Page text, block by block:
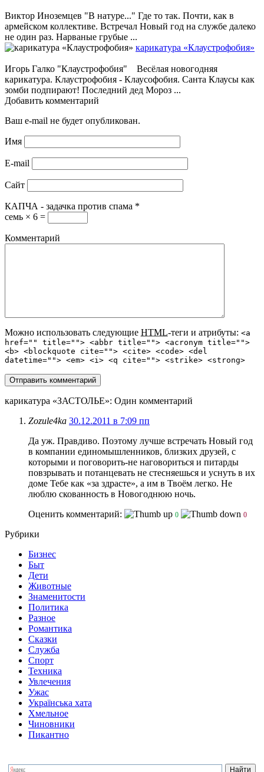
Виктор Иноземцев "В натуре..." Где то так. Почти, как в
армейском коллективе. Встречал Новый год на службе далеко
не один раз. Нарваные грубые ...
карикатура «Клаустрофобия»
Игорь Галко "Клаустрофобия" Весёлая новогодняя
карикатура. Клаустрофобия - Клаусофобия. Санта Клаусы как
зомби подпирают! Последний дед Мороз ...
Добавить комментарий
Ваш e-mail не будет опубликован.
Имя
E-mail
Сайт
КАПЧА - задачка против спама *
семь × 6 =
Комментарий
Можно использовать следующие HTML-теги и атрибуты: <a
href="" title=""> <abbr title=""> <acronym title="">
<b> <blockquote cite=""> <cite> <code> <del
datetime=""> <em> <i> <q cite=""> <strike> <strong>
карикатура «ЗАСТОЛЬЕ»: Один комментарий
Zozule4ka 30.12.2011 в 7:09 пп
Да уж. Правдиво. Поэтому лучше встречать Новый год
в компании единомышленников, близких друзей, с
которыми и поговорить-не наговориться и питарды
повзрывать и потанцевать не стесняешься и уснуть в их
доме Тебе как «за здрасте», а им в Твоём легко. Не
люблю скованность в Новогоднюю ночь.
Оценить комментарий:
0 0
Рубрики
Бизнес
Быт
Дети
Животные
Знаменитости
Политика
Разное
Романтика
Сказки
Служба
Спорт
Техника
Увлечения
Ужас
Українська хата
Хмельное
Чиновники
Пикантно